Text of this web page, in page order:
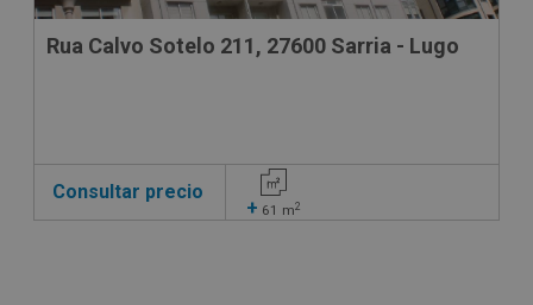
Rua Calvo Sotelo 211, 27600 Sarria - Lugo
Consultar precio
+ 61 m2